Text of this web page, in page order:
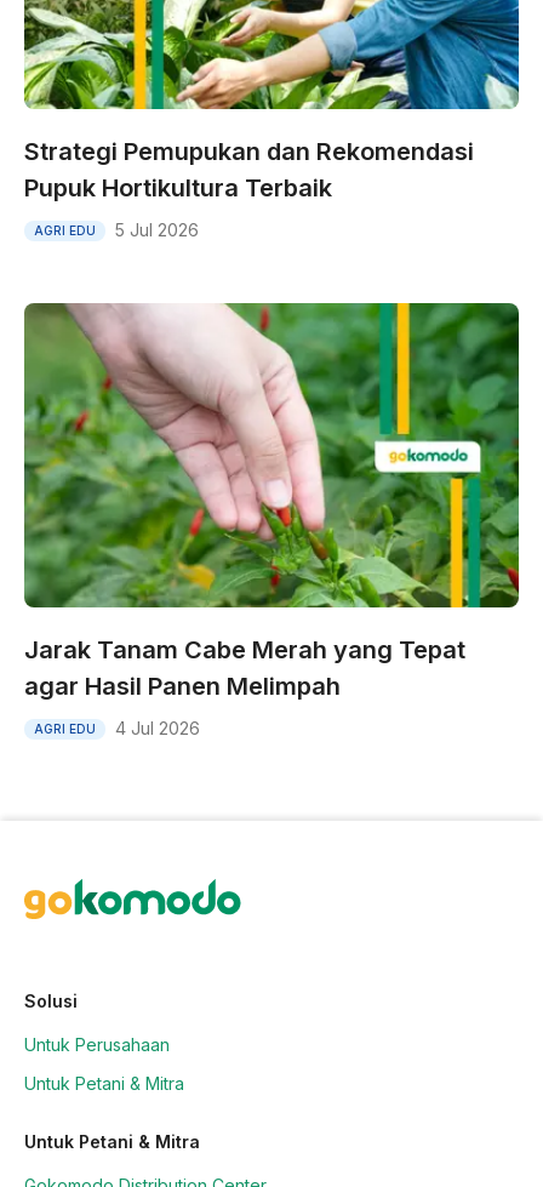
Strategi Pemupukan dan Rekomendasi
Pupuk Hortikultura Terbaik
AGRI EDU 5 Jul 2026
Jarak Tanam Cabe Merah yang Tepat
agar Hasil Panen Melimpah
AGRI EDU 4 Jul 2026
Solusi
Untuk Perusahaan
Untuk Petani & Mitra
Untuk Petani & Mitra